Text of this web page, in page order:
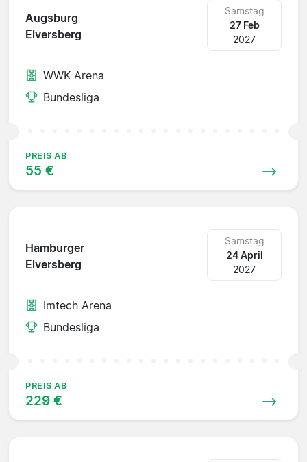
Augsburg
Elversberg
Samstag
27 Feb
2027
WWK Arena
Bundesliga
PREIS AB
55 €
Hamburger
Elversberg
Samstag
24 April
2027
Imtech Arena
Bundesliga
PREIS AB
229 €